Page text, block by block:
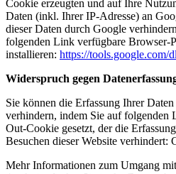
Cookie erzeugten und auf Ihre
Daten (inkl. Ihrer IP-Adresse) an
dieser Daten durch Google
folgenden Link verfügbare Browser-
installieren: https://tools.google.com/
Widerspruch gegen
Sie können die Erfassung Ihrer
verhindern, indem Sie auf
Out-Cookie gesetzt, der die
Besuchen dieser Website verhindert:
Mehr Informationen zum Umgang